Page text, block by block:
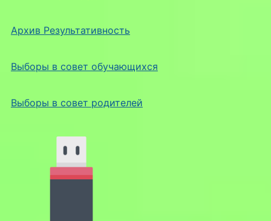
Архив Результативность
Выборы в совет обучающихся
Выборы в совет родителей